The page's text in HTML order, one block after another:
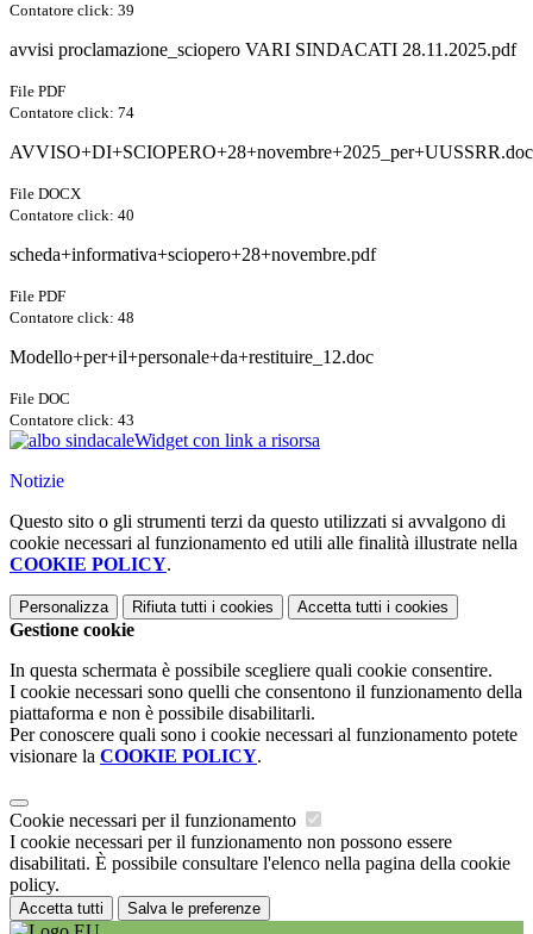
Contatore click: 39
avvisi proclamazione_sciopero VARI SINDACATI 28.11.2025.pdf
File PDF
Contatore click: 74
File DOCX
Contatore click: 40
scheda+informativa+sciopero+28+novembre.pdf
File PDF
Contatore click: 48
Modello+per+il+personale+da+restituire_12.doc
File DOC
Contatore click: 43
Widget con link a risorsa
Notizie
Questo sito o gli strumenti terzi da questo utilizzati si avvalgono di
cookie necessari al funzionamento ed utili alle finalità illustrate nella
COOKIE POLICY.
Personalizza Rifiuta tutti i cookies Accetta tutti i cookies
Gestione cookie
In questa schermata è possibile scegliere quali cookie consentire.
I cookie necessari sono quelli che consentono il funzionamento della
piattaforma e non è possibile disabilitarli.
Per conoscere quali sono i cookie necessari al funzionamento potete
visionare la COOKIE POLICY.
Cookie necessari per il funzionamento
I cookie necessari per il funzionamento non possono essere
disabilitati. È possibile consultare l'elenco nella pagina della cookie
policy.
Accetta tutti Salva le preferenze